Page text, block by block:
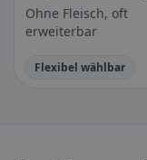
Ohne Fleisch, oft
erweiterbar
Flexibel wählbar